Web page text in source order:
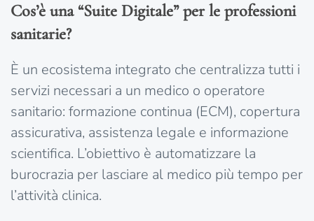
Cos’è una “Suite Digitale” per le professioni
sanitarie?
È un ecosistema integrato che centralizza tutti i
servizi necessari a un medico o operatore
sanitario: formazione continua (ECM), copertura
assicurativa, assistenza legale e informazione
scientifica. L’obiettivo è automatizzare la
burocrazia per lasciare al medico più tempo per
l’attività clinica.